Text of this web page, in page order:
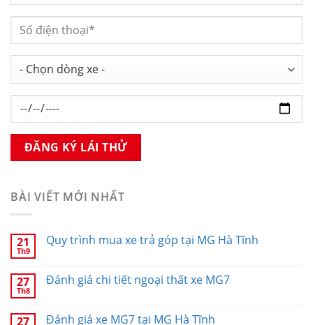
BÀI VIẾT MỚI NHẤT
21
Th9
Quy trình mua xe trả góp tại MG Hà Tĩnh
27
Th8
Đánh giá chi tiết ngoại thất xe MG7
27 Đánh giá xe MG7 tại MG Hà Tĩnh